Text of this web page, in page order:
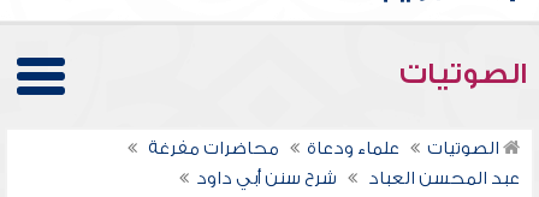
الصوتيات
الصوتيات علماء ودعاة
محاضرات مفرغة
عبد المحسن العباد
شرح سنن أبي داود